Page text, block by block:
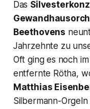
Das
Beethovens
Jahrzehnte zu
Oft ging es noch
entfernte Rötha,
Matthias
Silbermann-